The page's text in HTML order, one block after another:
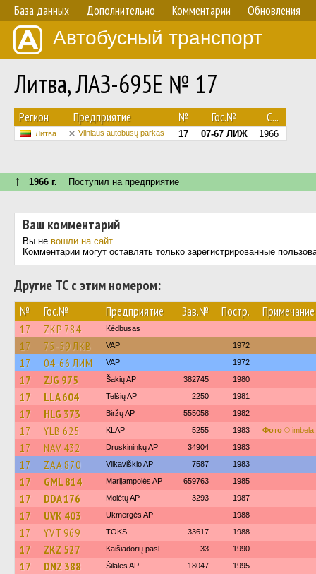
База данных Дополнительно Комментарии Обновления
Автобусный транспорт
Литва, ЛАЗ-695Е № 17
Регион Предприятие № Гос.№ С...
Литва Vilniaus autobusų parkas 17 07-67 ЛИЖ 1966
↑ 1966 г. Поступил на предприятие
Ваш комментарий
Вы не вошли на сайт.
Комментарии могут оставлять только зарегистрированные
Другие ТС с этим номером:
№ Гос.№ Предприятие Зав.№ Постр. Примечание
17 ZKP 784 Kėdbusas
17 75-59 ЛКВ VAP 1972
17 04-66 ЛИМ VAP 1972
17 ZJG 975 Šakių AP 382745 1980
17 LLA 604 Telšių AP 2250 1981
17 HLG 373 Biržų AP 555058 1982
17 YLB 625 KLAP 5255 1983 Фото ©
17 NAV 432 Druskininkų AP 34904 1983
17 ZAA 870 Vilkaviškio AP 7587 1983
17 GML 814 Marijampolės AP 659763 1985
17 DDA 176 Molėtų AP 3293 1987
17 UVK 403 Ukmergės AP 1988
17 YVT 969 TOKS 33617 1988
17 ZKZ 527 Kaišiadorių pasl. 33 1990
17 DNZ 388 Šilalės AP 18047 1995